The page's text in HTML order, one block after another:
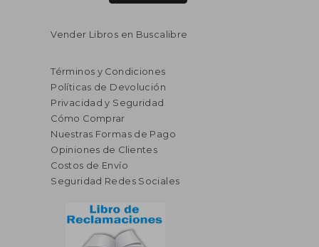
Vender Libros en Buscalibre
Términos y Condiciones
Políticas de Devolución
Privacidad y Seguridad
Cómo Comprar
Nuestras Formas de Pago
Opiniones de Clientes
Costos de Envío
Seguridad Redes Sociales